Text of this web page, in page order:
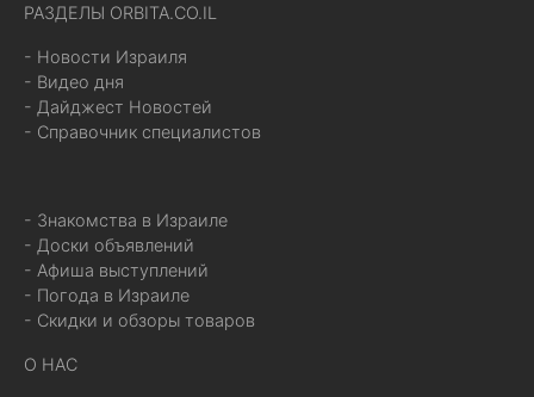
РАЗДЕЛЫ ORBITA.CO.IL
- Новости Израиля
- Видео дня
- Дайджест Новостей
- Справочник специалистов
- Знакомства в Израиле
- Доски объявлений
- Афиша выступлений
- Погода в Израиле
- Скидки и обзоры товаров
О НАС